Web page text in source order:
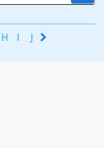
H I J K